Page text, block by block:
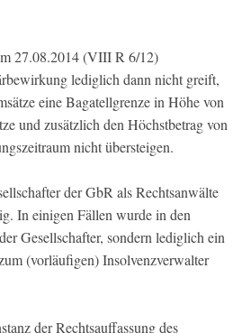
27.08.2014 (VIII R 6/12)
lediglich dann nicht greift,
eine Bagatellgrenze in Höhe von
und zusätzlich den Höchstbetrag von
nicht übersteigen.
der GbR als Rechtsanwälte
In einigen Fällen wurde in den
Gesellschafter, sondern lediglich ein
(vorläufigen) Insolvenzverwalter
der Rechtsauffassung des